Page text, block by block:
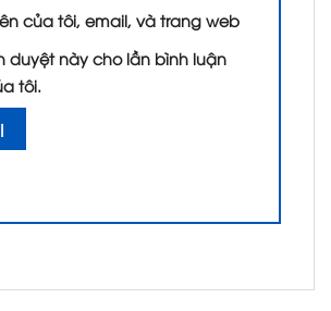
của tôi, email, và trang web
duyệt này cho lần bình luận
tôi.